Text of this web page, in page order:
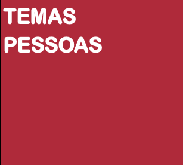
TEMAS
PESSOAS